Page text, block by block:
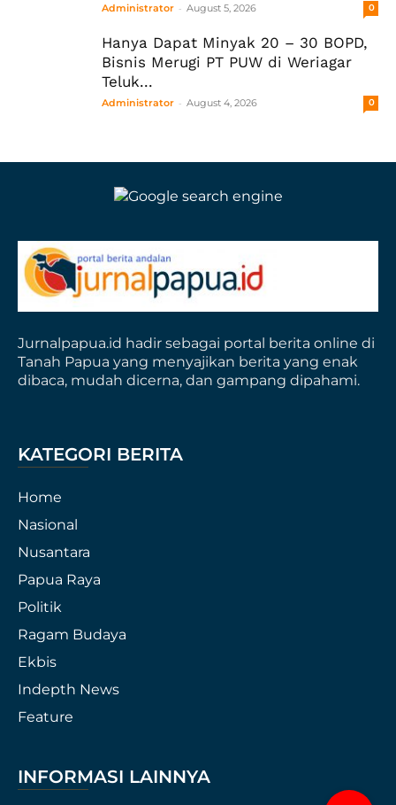
Administrator - August 5, 2026 0
Hanya Dapat Minyak 20 – 30 BOPD,
Bisnis Merugi PT PUW di Weriagar
Teluk...
Administrator - August 4, 2026 0
Jurnalpapua.id hadir sebagai portal berita online di
Tanah Papua yang menyajikan berita yang enak
dibaca, mudah dicerna, dan gampang dipahami.
KATEGORI BERITA
Home
Nasional
Nusantara
Papua Raya
Politik
Ragam Budaya
Ekbis
Indepth News
Feature
INFORMASI LAINNYA